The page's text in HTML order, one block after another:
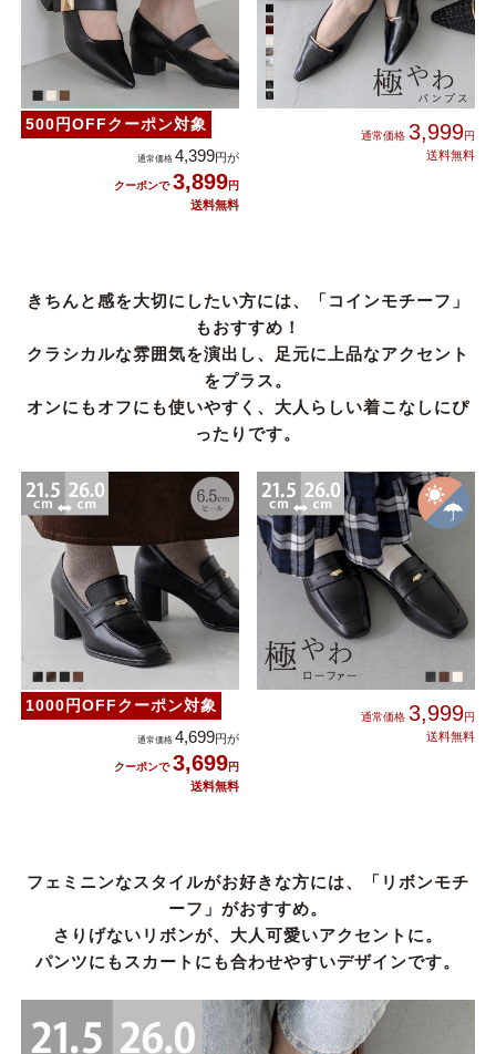
500円OFFクーポン対象
4,399
3,899
3,999
きちんと感を大切にしたい方には、「コインモチーフ」
もおすすめ！
クラシカルな雰囲気を演出し、足元に上品なアクセント
をプラス。
オンにもオフにも使いやすく、大人らしい着こなしにぴ
ったりです。
1000円OFFクーポン対象
4,699
3,699
3,999
フェミニンなスタイルがお好きな方には、「リボンモチ
ーフ」がおすすめ。
さりげないリボンが、大人可愛いアクセントに。
パンツにもスカートにも合わせやすいデザインです。